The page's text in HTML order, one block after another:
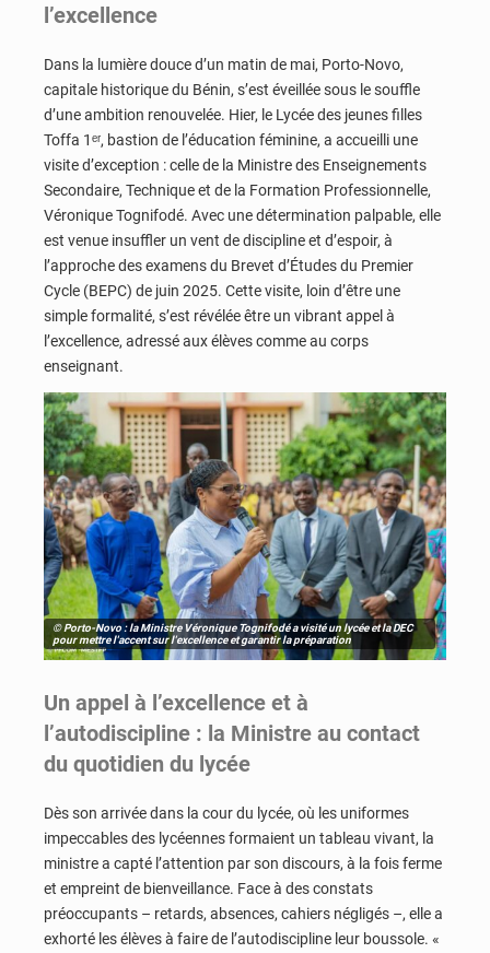
l’excellence
Dans la lumière douce d’un matin de mai, Porto-Novo,
capitale historique du Bénin, s’est éveillée sous le souffle
d’une ambition renouvelée. Hier, le Lycée des jeunes filles
Toffa 1ᵉʳ, bastion de l’éducation féminine, a accueilli une
visite d’exception : celle de la Ministre des Enseignements
Secondaire, Technique et de la Formation Professionnelle,
Véronique Tognifodé. Avec une détermination palpable, elle
est venue insuffler un vent de discipline et d’espoir, à
l’approche des examens du Brevet d’Études du Premier
Cycle (BEPC) de juin 2025. Cette visite, loin d’être une
simple formalité, s’est révélée être un vibrant appel à
l’excellence, adressé aux élèves comme au corps
enseignant.
© Porto-Novo : la Ministre Véronique Tognifodé a visité un lycée et la DEC
pour mettre l'accent sur l'excellence et garantir la préparation
Un appel à l’excellence et à
l’autodiscipline : la Ministre au contact
du quotidien du lycée
Dès son arrivée dans la cour du lycée, où les uniformes
impeccables des lycéennes formaient un tableau vivant, la
ministre a capté l’attention par son discours, à la fois ferme
et empreint de bienveillance. Face à des constats
préoccupants – retards, absences, cahiers négligés –, elle a
exhorté les élèves à faire de l’autodiscipline leur boussole. «